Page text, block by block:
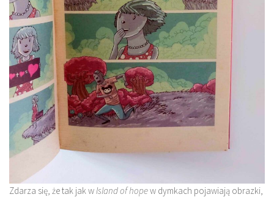
Zdarza się, że tak jak wIsland of hopew dymkach pojawiają obrazki,